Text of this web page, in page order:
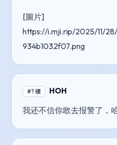
[圖片]
https://i.mji.rip/2025/11/
934b1032f07.png
#? 樓 HOH
我还不信你敢去报警了，